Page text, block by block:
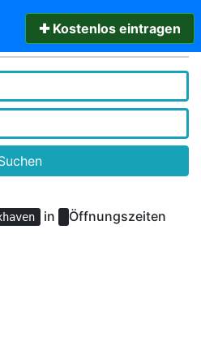
✚ Kostenlos eintragen
in Öffnungszeiten